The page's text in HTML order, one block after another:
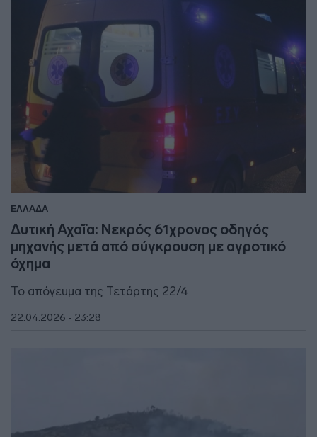
ΕΛΛΑΔΑ
Δυτική Αχαΐα: Νεκρός 61χρονος οδηγός
μηχανής μετά από σύγκρουση με αγροτικό
όχημα
Το απόγευμα της Τετάρτης 22/4
22.04.2026 - 23:28